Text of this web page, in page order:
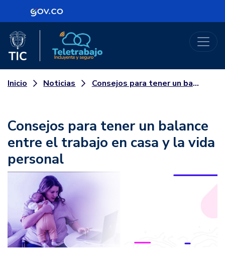
Logo Gobierno de Colombia
Logo del Ministerio TIC
Inicio Noticias Consejos para tener un balance entre el trabajo en casa y la vida personal
Consejos para tener un balance
entre el trabajo en casa y la vida
personal